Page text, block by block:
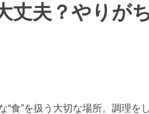
丈夫？やりが
“食”を扱う大切な場所。調理を